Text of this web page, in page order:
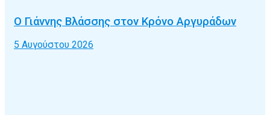
Ο Γιάννης Βλάσσης στον Κρόνο Αργυράδων
5 Αυγούστου 2026